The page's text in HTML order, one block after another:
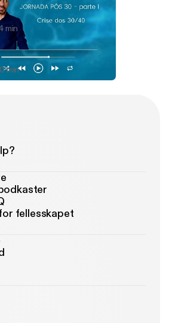
2
min
1
min
fellesskapet